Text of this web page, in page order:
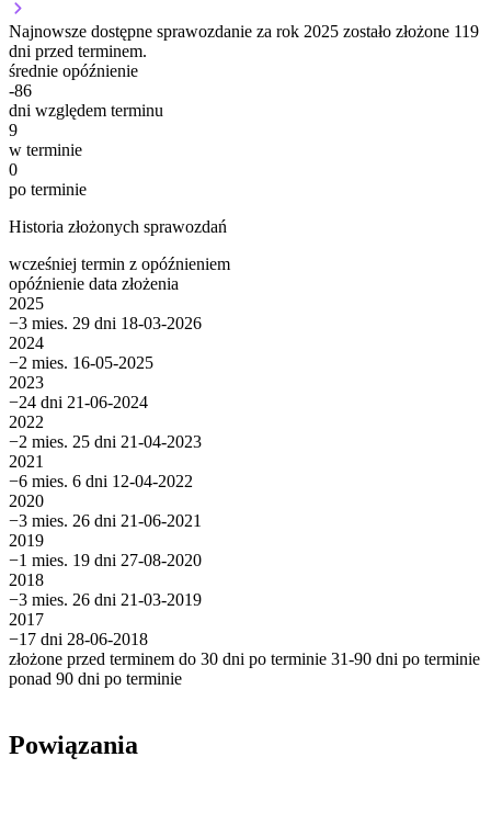
Najnowsze dostępne sprawozdanie za rok 2025 zostało złożone 119
dni przed terminem.
średnie opóźnienie
-86
dni względem terminu
9
w terminie
0
po terminie
Historia złożonych sprawozdań
wcześniej termin z opóźnieniem
opóźnienie data złożenia
2025
−3 mies. 29 dni 18-03-2026
2024
−2 mies. 16-05-2025
2023
−24 dni 21-06-2024
2022
−2 mies. 25 dni 21-04-2023
2021
−6 mies. 6 dni 12-04-2022
2020
−3 mies. 26 dni 21-06-2021
2019
−1 mies. 19 dni 27-08-2020
2018
−3 mies. 26 dni 21-03-2019
2017
−17 dni 28-06-2018
złożone przed terminem do 30 dni po terminie 31-90 dni po terminie
ponad 90 dni po terminie
Powiązania